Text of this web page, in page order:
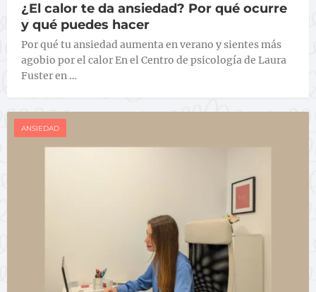
¿El calor te da ansiedad? Por qué ocurre
y qué puedes hacer
Por qué tu ansiedad aumenta en verano y sientes más
agobio por el calor En el Centro de psicología de Laura
Fuster en …
ANSIEDAD